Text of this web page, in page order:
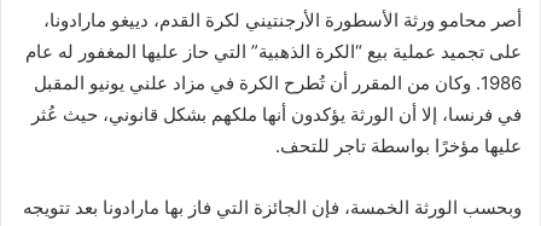
أصر محامو ورثة الأسطورة الأرجنتيني لكرة القدم، دييغو مارادونا،
على تجميد عملية بيع “الكرة الذهبية” التي حاز عليها المغفور له عام
1986. وكان من المقرر أن تُطرح الكرة في مزاد علني يونيو المقبل
في فرنسا، إلا أن الورثة يؤكدون أنها ملكهم بشكل قانوني، حيث عُثر
عليها مؤخرًا بواسطة تاجر للتحف.
وبحسب الورثة الخمسة، فإن الجائزة التي فاز بها مارادونا بعد تتويجه